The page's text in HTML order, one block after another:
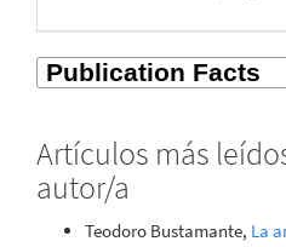
Artículos más
autor/a
Teodoro Bustamante, La